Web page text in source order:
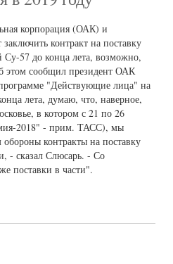
корпорация (ОАК) и
контракт на поставку
Су-57 до конца лета, возможно,
сообщил президент ОАК
"Действующие лица" на
лета, думаю, что, наверное,
в котором с 21 по 26
2018" - прим. ТАСС), мы
контракты на поставку
- сказал Слюсарь. - Со
поставки в части".